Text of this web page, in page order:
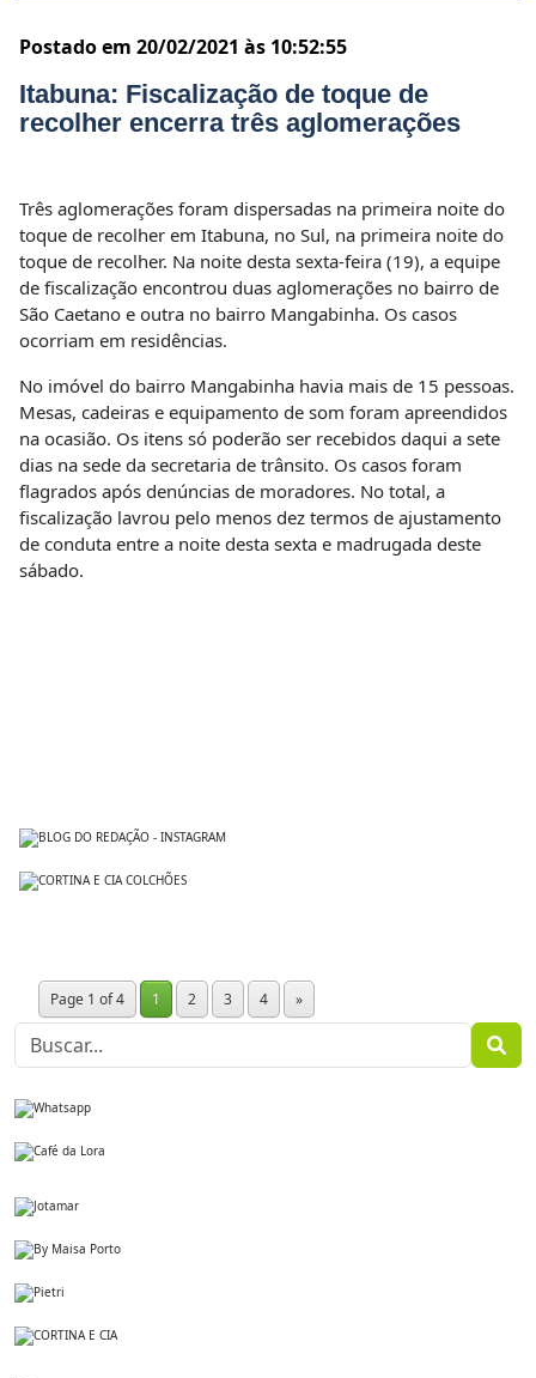
Postado em 20/02/2021 às 10:52:55
Itabuna: Fiscalização de toque de
recolher encerra três aglomerações
Três aglomerações foram dispersadas na primeira noite do
toque de recolher em Itabuna, no Sul, na primeira noite do
toque de recolher. Na noite desta sexta-feira (19), a equipe
de fiscalização encontrou duas aglomerações no bairro de
São Caetano e outra no bairro Mangabinha. Os casos
ocorriam em residências.
No imóvel do bairro Mangabinha havia mais de 15 pessoas.
Mesas, cadeiras e equipamento de som foram apreendidos
na ocasião. Os itens só poderão ser recebidos daqui a sete
dias na sede da secretaria de trânsito. Os casos foram
flagrados após denúncias de moradores. No total, a
fiscalização lavrou pelo menos dez termos de ajustamento
de conduta entre a noite desta sexta e madrugada deste
sábado.
Page 1 of 4 1 2 3 4 »